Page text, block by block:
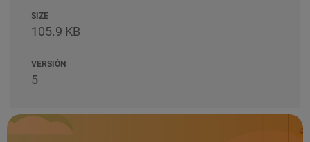
SIZE
105.9 KB
VERSIÓN
5